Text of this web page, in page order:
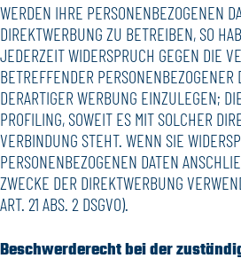
WERDEN IHRE PERSONENBEZOGENEN
DIREKTWERBUNG ZU BETREIBEN, SO
JEDERZEIT WIDERSPRUCH GEGEN DIE
BETREFFENDER PERSONENBEZOGENER
DERARTIGER WERBUNG EINZULEGEN;
PROFILING, SOWEIT ES MIT SOLCHER
VERBINDUNG STEHT. WENN SIE
PERSONENBEZOGENEN DATEN
ZWECKE DER DIREKTWERBUNG
ART. 21 ABS. 2 DSGVO).
Beschwerde­recht bei der